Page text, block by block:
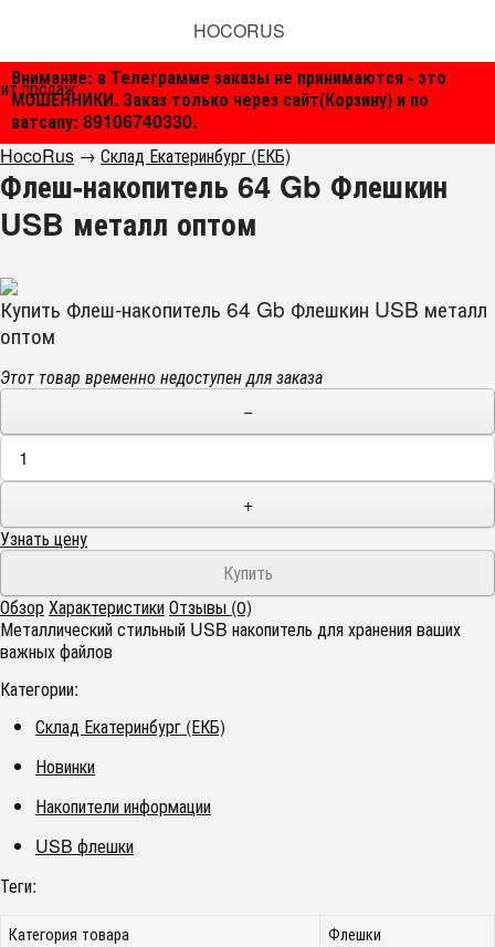
Внимание: в Телеграмме заказы не принимаются - это
МОШЕННИКИ. Заказ только через сайт(Корзину) и по
ватсапу: 89106740330.
HOCORUS
HocoRus → Склад Екатеринбург (ЕКБ)
Флеш-накопитель 64 Gb Флешкин
USB металл оптом
Купить Флеш-накопитель 64 Gb Флешкин USB металл
оптом
Этот товар временно недоступен для заказа
−
+
Узнать цену
ОбзорХарактеристикиОтзывы (0)
Металлический стильный USB накопитель для хранения ваших
важных файлов
Категории:
Склад Екатеринбург (ЕКБ)
Новинки
Накопители информации
USB флешки
Теги:
Категория товара
Флешки
продаж